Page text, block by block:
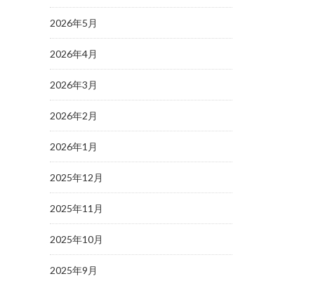
2026年5月
2026年4月
2026年3月
2026年2月
2026年1月
2025年12月
2025年11月
2025年10月
2025年9月